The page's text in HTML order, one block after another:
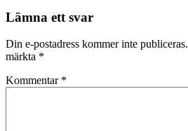
Lämna ett svar
Din e-postadress kommer inte publiceras.
märkta *
Kommentar *